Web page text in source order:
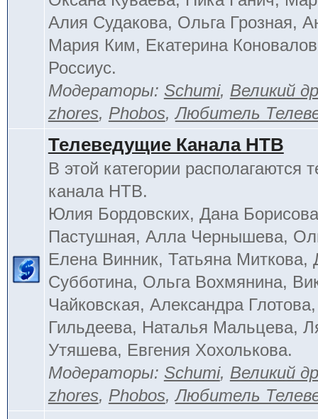
Алия Судакова, Ольга Грозная,
Мария Ким, Екатерина
Россиус.
Модераторы: Schumi, Великий
zhores, Phobos,Любитель
Телеведущие Канала НТВ
В этой категории располагаются
канала НТВ.
Юлия Бордовских, Дана
Пастушная, Алла Чернышева,
Елена Винник, Татьяна Миткова,
Субботина, Ольга Вохмянина,
Чайковская, Александра
Гильдеева, Наталья Мальцева,
Утяшева, Евгения Хохолькова.
Модераторы: Schumi, Великий
zhores, Phobos,Любитель